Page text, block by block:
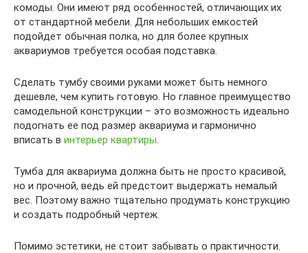
комоды. Они имеют ряд особенностей, отличающих их
от стандартной мебели. Для небольших емкостей
подойдет обычная полка, но для более крупных
аквариумов требуется особая подставка.
Сделать тумбу своими руками может быть немного
дешевле, чем купить готовую. Но главное преимущество
самодельной конструкции – это возможность идеально
подогнать ее под размер аквариума и гармонично
вписать в интерьер квартиры.
Тумба для аквариума должна быть не просто красивой,
но и прочной, ведь ей предстоит выдержать немалый
вес. Поэтому важно тщательно продумать конструкцию
и создать подробный чертеж.
Помимо эстетики, не стоит забывать о практичности.